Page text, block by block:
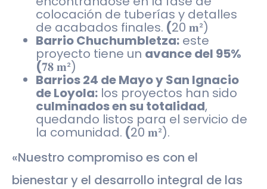
colocación de tuberías y detalles
de acabados finales. (20 𝐦²)
Barrio Chuchumbletza: este
proyecto tiene un avance del 95%
(𝟕𝟖 𝐦²)
Barrios 24 de Mayo y San Ignacio
de Loyola: los proyectos han sido
culminados en su totalidad,
quedando listos para el servicio de
la comunidad. (20 𝐦²).
«Nuestro compromiso es con el
bienestar y el desarrollo integral de las